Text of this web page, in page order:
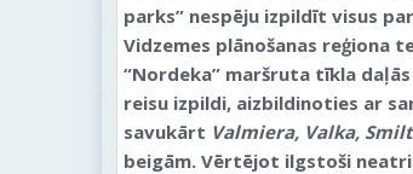
parks” nespēju izpildīt visus
Vidzemes plānošanas reģiona
“Nordeka” maršruta tīkla daļās
reisu izpildi, aizbildinoties ar
savukārt Valmiera, Valka,
beigām. Vērtējot ilgstoši